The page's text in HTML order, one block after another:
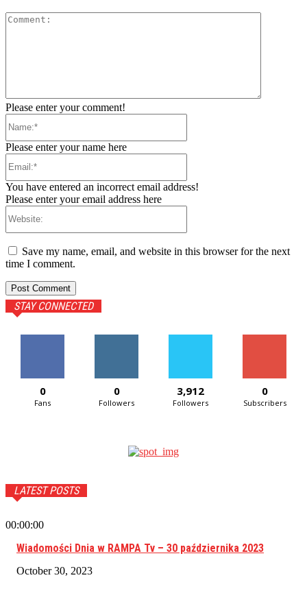
Please enter your comment!
Please enter your name here
You have entered an incorrect email address!
Please enter your email address here
Save my name, email, and website in this browser for the next
time I comment.
STAY CONNECTED
0
Fans
0
Followers
3,912
Followers
0
Subscribers
LATEST POSTS
00:00:00
Wiadomości Dnia w RAMPA Tv – 30 października 2023
October 30, 2023